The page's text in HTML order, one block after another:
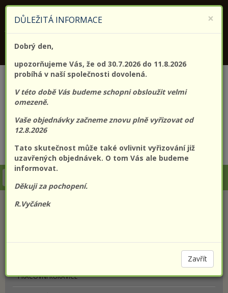
CZK EUR Přihlášení Registrace
PRACOVNÍ RUKAVICE
×
DŮLEŽITÁ INFORMACE
Dobrý den,
upozorňujeme Vás, že od 30.7.2026 do 11.8.2026
probíhá v naší společnosti dovolená.
V této době Vás budeme schopni obsloužit velmi
omezeně.
Vaše objednávky začneme znovu plně vyřizovat od
12.8.2026
Tato skutečnost může také ovlivnit vyřizování již
uzavřených objednávek. O tom Vás ale budeme
informovat.
Děkuji za pochopení.
R.Vyčánek
Zavřít